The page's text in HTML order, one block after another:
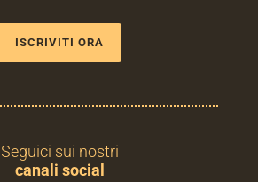
ISCRIVITI ORA
Seguici sui nostri
canali social